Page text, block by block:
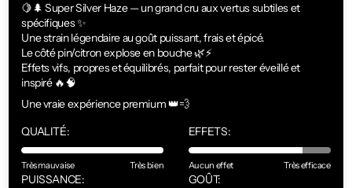
🍋🌲 Super Silver Haze — un grand cru aux vertus subtiles et
spécifiques ✨
Une strain légendaire au goût puissant, frais et épicé.
Le côté pin/citron explose en bouche 🌿⚡
Effets vifs, propres et équilibrés, parfait pour rester éveillé et
inspiré 🔥🧠
Une vraie expérience premium 👑💨
QUALITÉ:
Très mauvaise Très bien
EFFETS:
Aucun effet Très efficace
PUISSANCE: GOÛT: